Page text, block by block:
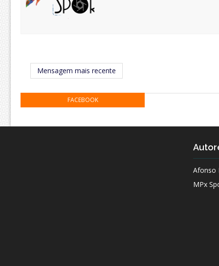
Mensagem mais recente
FACEBOOK
Afonso
MPx